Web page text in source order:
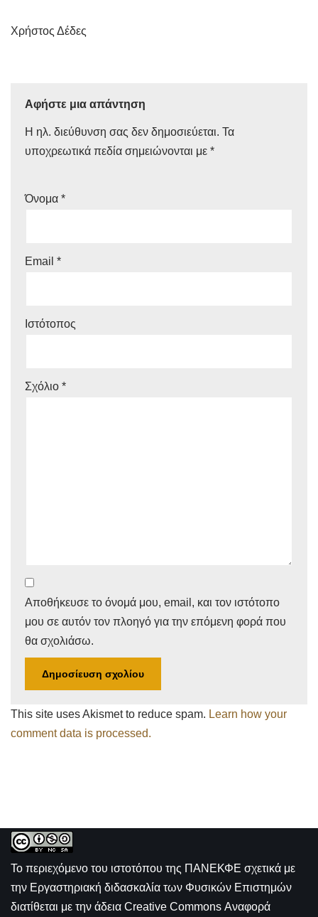
Χρήστος Δέδες
Αφήστε μια απάντηση
Η ηλ. διεύθυνση σας δεν δημοσιεύεται. Τα
υποχρεωτικά πεδία σημειώνονται με *
Όνομα *
Email *
Ιστότοπος
Σχόλιο *
Αποθήκευσε το όνομά μου, email, και τον ιστότοπο
μου σε αυτόν τον πλοηγό για την επόμενη φορά που
θα σχολιάσω.
This site uses Akismet to reduce spam. Learn how your
comment data is processed.
Το περιεχόμενο του ιστοτόπου της ΠΑΝΕΚΦΕ σχετικά με
την Εργαστηριακή διδασκαλία των Φυσικών Επιστημών
διατίθεται με την άδεια Creative Commons Αναφορά